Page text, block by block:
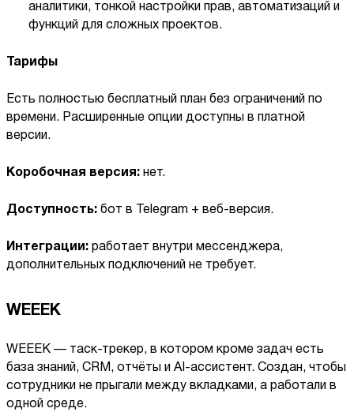
аналитики, тонкой настройки прав, автоматизаций и
функций для сложных проектов.
Тарифы
Есть полностью бесплатный план без ограничений по
времени. Расширенные опции доступны в платной
версии.
Коробочная версия: нет.
Доступность: бот в Telegram + веб-версия.
Интеграции: работает внутри мессенджера,
дополнительных подключений не требует.
WEEEK
WEEEK — таск-трекер, в котором кроме задач есть
база знаний, CRM, отчёты и AI-ассистент. Создан, чтобы
сотрудники не прыгали между вкладками, а работали в
одной среде.